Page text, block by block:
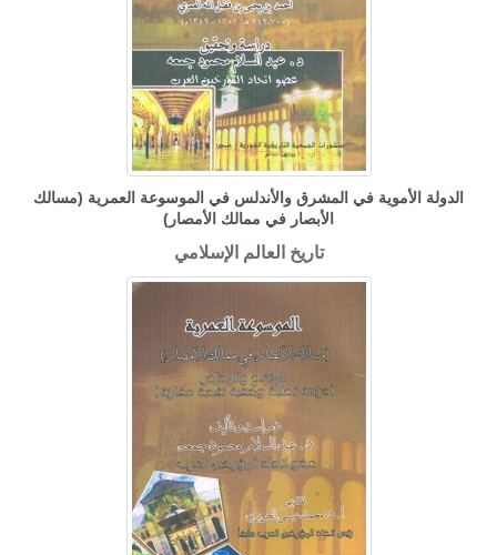
الدولة الأموية في المشرق والأندلس في الموسوعة العمرية (مسالك
الأبصار في ممالك الأمصار)
تاريخ العالم الإسلامي